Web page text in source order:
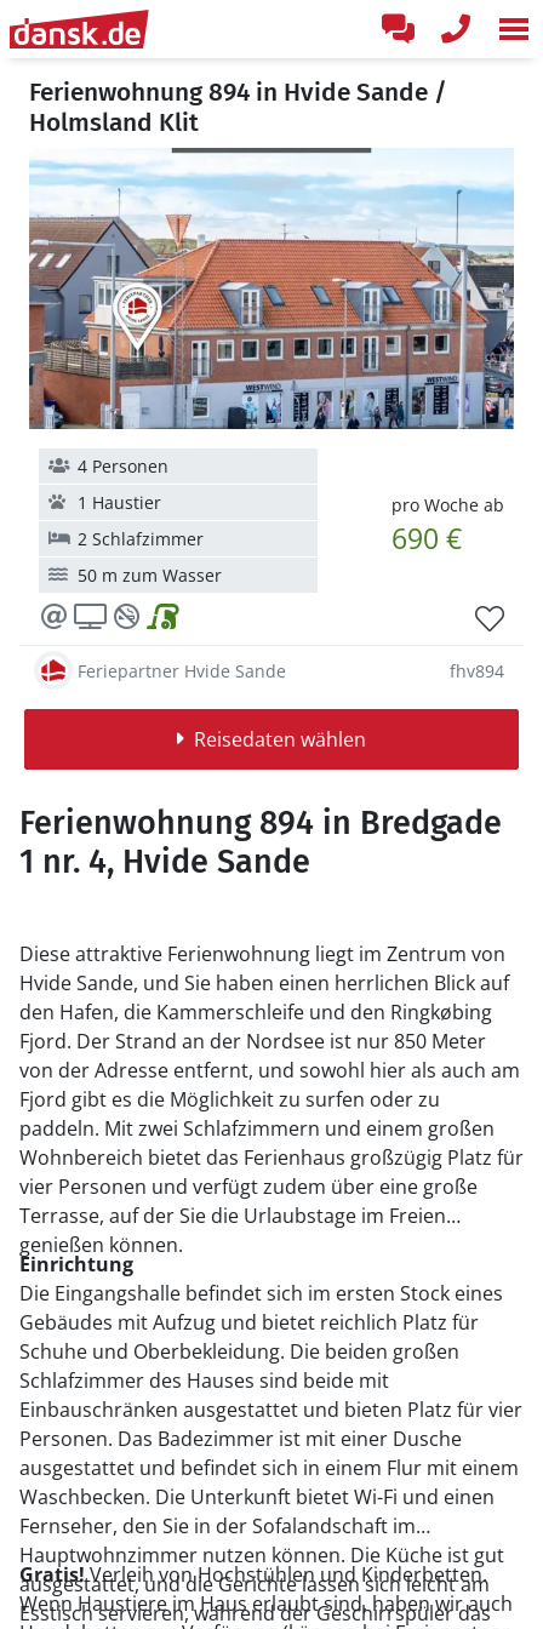
Ferienwohnung 894 in Hvide Sande /
Holmsland Klit
pro Woche ab
690 €
4 Personen
1 Haustier
2 Schlafzimmer
50 m zum Wasser
Feriepartner Hvide Sande fhv894
Reisedaten wählen
Ferienwohnung 894 in Bredgade
1 nr. 4, Hvide Sande
Diese attraktive Ferienwohnung liegt im Zentrum von
Hvide Sande, und Sie haben einen herrlichen Blick auf
den Hafen, die Kammerschleife und den Ringkøbing
Fjord. Der Strand an der Nordsee ist nur 850 Meter
von der Adresse entfernt, und sowohl hier als auch am
Fjord gibt es die Möglichkeit zu surfen oder zu
paddeln. Mit zwei Schlafzimmern und einem großen
Wohnbereich bietet das Ferienhaus großzügig Platz für
vier Personen und verfügt zudem über eine große
Terrasse, auf der Sie die Urlaubstage im Freien
genießen können.
Einrichtung
Die Eingangshalle befindet sich im ersten Stock eines
Gebäudes mit Aufzug und bietet reichlich Platz für
Schuhe und Oberbekleidung. Die beiden großen
Schlafzimmer des Hauses sind beide mit
Einbauschränken ausgestattet und bieten Platz für vier
Personen. Das Badezimmer ist mit einer Dusche
ausgestattet und befindet sich in einem Flur mit einem
Waschbecken. Die Unterkunft bietet Wi-Fi und einen
Fernseher, den Sie in der Sofalandschaft im
Hauptwohnzimmer nutzen können. Die Küche ist gut
ausgestattet, und die Gerichte lassen sich leicht am
Esstisch servieren, während der Geschirrspüler das
Gratis!Verleih von Hochstühlen und Kinderbetten.
Wenn Haustiere im Haus erlaubt sind, haben wir auch